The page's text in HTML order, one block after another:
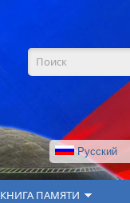
Форма поиска
Русский
КНИГА ПАМЯТИ